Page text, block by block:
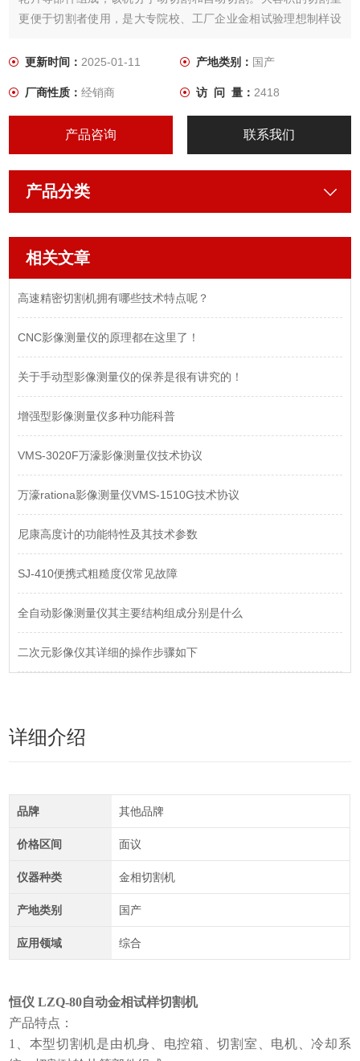
更便于切割者使用，是大专院校、工厂企业金相试验理想制样设
更新时间：2025-01-11 产地类别： 国产
厂商性质：经销商 访 问 量： 2418
产品咨询 联系我们
产品分类
相关文章
高速精密切割机拥有哪些技术特点呢？
CNC影像测量仪的原理都在这里了！
关于手动型影像测量仪的保养是很有讲究的！
增强型影像测量仪多种功能科普
VMS-3020F万濠影像测量仪技术协议
万濠rationa影像测量仪VMS-1510G技术协议
尼康高度计的功能特性及其技术参数
SJ-410便携式粗糙度仪常见故障
全自动影像测量仪其主要结构组成分别是什么
二次元影像仪其详细的操作步骤如下
详细介绍
品牌 其他品牌
价格区间 面议
仪器种类 金相切割机
产地类别 国产
应用领域 综合
恒仪 LZQ-80自动金相试样切割机
产品特点：
1、本型切割机是由机身、电控箱、切割室、电机、冷却系